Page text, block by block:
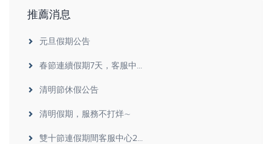
推薦消息
元旦假期公告
春節連續假期7天，客服中...
清明節休假公告
清明假期，服務不打烊∼
雙十節連假期間客服中心2...